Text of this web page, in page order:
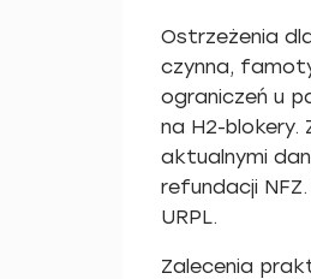
Ostrzeżenia
czynna,
ograniczeń u
na H2-
aktualnymi
refundacji
URPL.
Zalecenia